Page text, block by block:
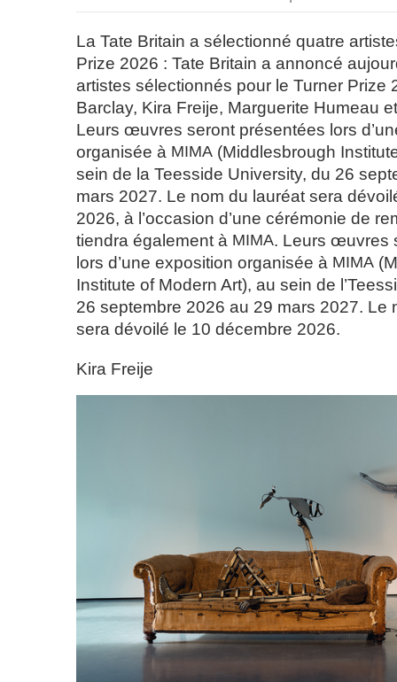
La Tate Britain a sélectionné quatre
Prize 2026 : Tate Britain a annoncé
artistes sélectionnés pour le Turner Prize
Barclay, Kira Freije, Marguerite Humeau
Leurs œuvres seront présentées lors
organisée à MIMA (Middlesbrough
sein de la Teesside University, du 26
mars 2027. Le nom du lauréat sera
2026, à l’occasion d’une cérémonie de
tiendra également à MIMA. Leurs œuvres
lors d’une exposition organisée à MIMA
Institute of Modern Art), au sein de
26 septembre 2026 au 29 mars 2027. Le
sera dévoilé le 10 décembre 2026.
Kira Freije